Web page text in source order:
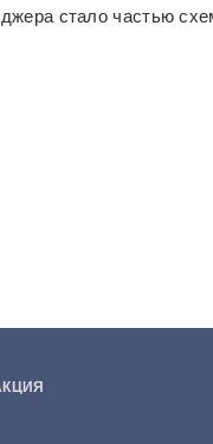
стало частью